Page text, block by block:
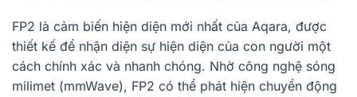
FP2 là cảm biến hiện diện mới nhất của Aqara, được
thiết kế để nhận diện sự hiện diện của con người một
cách chính xác và nhanh chóng. Nhờ công nghệ sóng
milimet (mmWave), FP2 có thể phát hiện chuyển động